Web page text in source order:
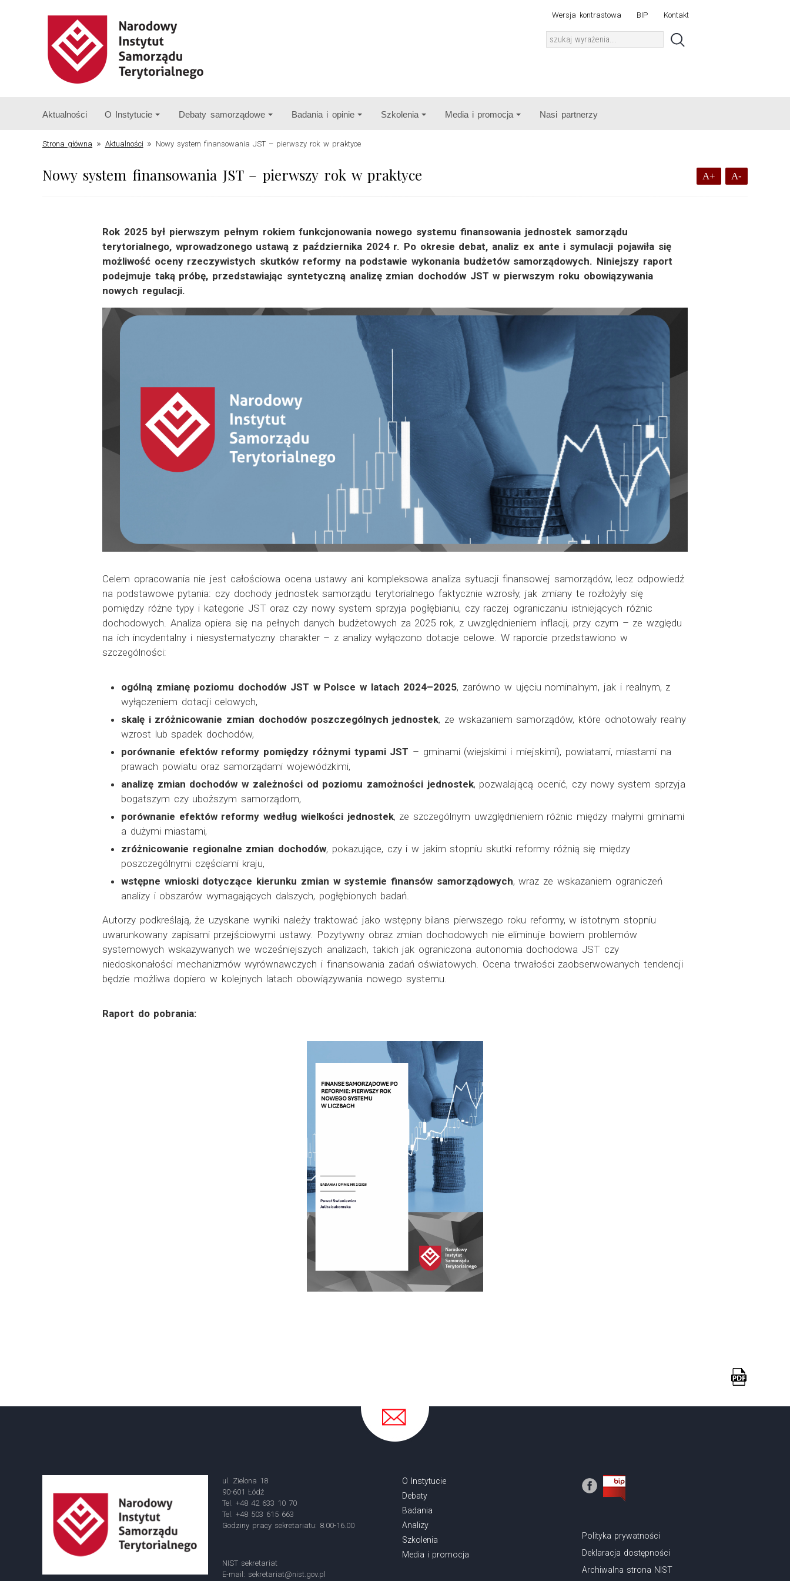
Wersja kontrastowa BIP Kontakt
Aktualności O Instytucie Debaty samorządowe Badania i opinie Szkolenia Media i promocja Nasi partnerzy
Strona główna » Aktualności » Nowy system finansowania JST – pierwszy rok w praktyce
Nowy system finansowania JST – pierwszy rok w praktyce A+ A-
Rok 2025 był pierwszym pełnym rokiem funkcjonowania nowego systemu finansowania jednostek samorządu
terytorialnego, wprowadzonego ustawą z października 2024 r. Po okresie debat, analiz ex ante i symulacji pojawiła się
możliwość oceny rzeczywistych skutków reformy na podstawie wykonania budżetów samorządowych. Niniejszy raport
podejmuje taką próbę, przedstawiając syntetyczną analizę zmian dochodów JST w pierwszym roku obowiązywania
nowych regulacji.
Celem opracowania nie jest całościowa ocena ustawy ani kompleksowa analiza sytuacji finansowej samorządów, lecz odpowiedź
na podstawowe pytania: czy dochody jednostek samorządu terytorialnego faktycznie wzrosły, jak zmiany te rozłożyły się
pomiędzy różne typy i kategorie JST oraz czy nowy system sprzyja pogłębianiu, czy raczej ograniczaniu istniejących różnic
dochodowych. Analiza opiera się na pełnych danych budżetowych za 2025 rok, z uwzględnieniem inflacji, przy czym – ze względu
na ich incydentalny i niesystematyczny charakter – z analizy wyłączono dotacje celowe. W raporcie przedstawiono w
szczególności:
ogólną zmianę poziomu dochodów JST w Polsce w latach 2024–2025, zarówno w ujęciu nominalnym, jak i realnym, z
wyłączeniem dotacji celowych,
skalę i zróżnicowanie zmian dochodów poszczególnych jednostek, ze wskazaniem samorządów, które odnotowały realny
wzrost lub spadek dochodów,
porównanie efektów reformy pomiędzy różnymi typami JST – gminami (wiejskimi i miejskimi), powiatami, miastami na
prawach powiatu oraz samorządami wojewódzkimi,
analizę zmian dochodów w zależności od poziomu zamożności jednostek, pozwalającą ocenić, czy nowy system sprzyja
bogatszym czy uboższym samorządom,
porównanie efektów reformy według wielkości jednostek, ze szczególnym uwzględnieniem różnic między małymi gminami
a dużymi miastami,
zróżnicowanie regionalne zmian dochodów, pokazujące, czy i w jakim stopniu skutki reformy różnią się między
poszczególnymi częściami kraju,
wstępne wnioski dotyczące kierunku zmian w systemie finansów samorządowych, wraz ze wskazaniem ograniczeń
analizy i obszarów wymagających dalszych, pogłębionych badań.
Autorzy podkreślają, że uzyskane wyniki należy traktować jako wstępny bilans pierwszego roku reformy, w istotnym stopniu
uwarunkowany zapisami przejściowymi ustawy. Pozytywny obraz zmian dochodowych nie eliminuje bowiem problemów
systemowych wskazywanych we wcześniejszych analizach, takich jak ograniczona autonomia dochodowa JST czy
niedoskonałości mechanizmów wyrównawczych i finansowania zadań oświatowych. Ocena trwałości zaobserwowanych tendencji
będzie możliwa dopiero w kolejnych latach obowiązywania nowego systemu.
Raport do pobrania:
ul. Zielona 18
90-601 Łódź
Tel. +48 42 633 10 70
Tel. +48 503 615 663
Godziny pracy sekretariatu: 8.00-16.00
NIST sekretariat
E-mail: sekretariat@nist.gov.pl
O Instytucie
Debaty
Badania
Analizy
Szkolenia
Media i promocja
Polityka prywatności
Deklaracja dostępności
Archiwalna strona NIST